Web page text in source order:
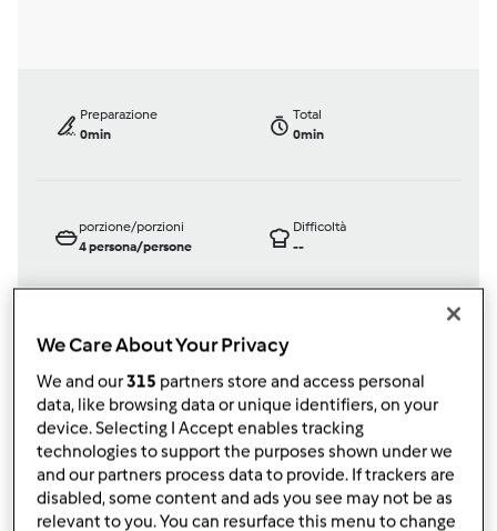
Preparazione
0min
Total
0min
porzione/porzioni
4persona/persone
Difficoltà
--
Bimby ® TM 31
daOspite
published: 14-01-2012
modificata: 11-12-2012
Aggiungi alle mie raccolte
condividi la ricetta
We Care About Your Privacy
We and our315 partners store and access personal
data, like browsing data or unique identifiers, on your
device. Selecting I Accept enables tracking
technologies to support the purposes shown under we
and our partners process data to provide. If trackers are
disabled, some content and ads you see may not be as
relevant to you. You can resurface this menu to change